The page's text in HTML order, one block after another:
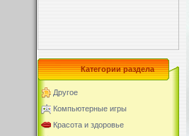
Категории раздела
Другое
Компьютерные игры
Красота и здоровье